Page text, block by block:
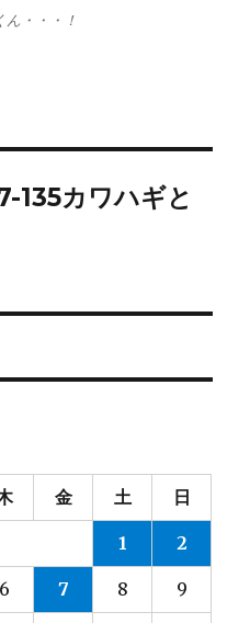
ん・・・！
135カワハギと
金 土 日
1 2
6 7 8 9